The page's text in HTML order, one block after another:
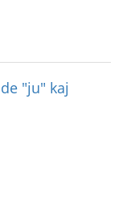
"ju" kaj